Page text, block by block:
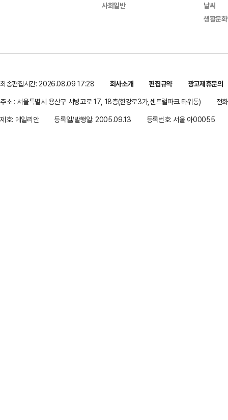
사회일반
날씨
생활문
최종편집시간: 2026.08.09 17:28 회사소개 편집규약
광고제휴문의
주소 : 서울특별시 용산구 서빙고로 17, 18층(한강로3가,센트럴파크 타워동)
전
제호: 데일리안
등록일/발행일: 2005.09.13 등록번호: 서울 아00055